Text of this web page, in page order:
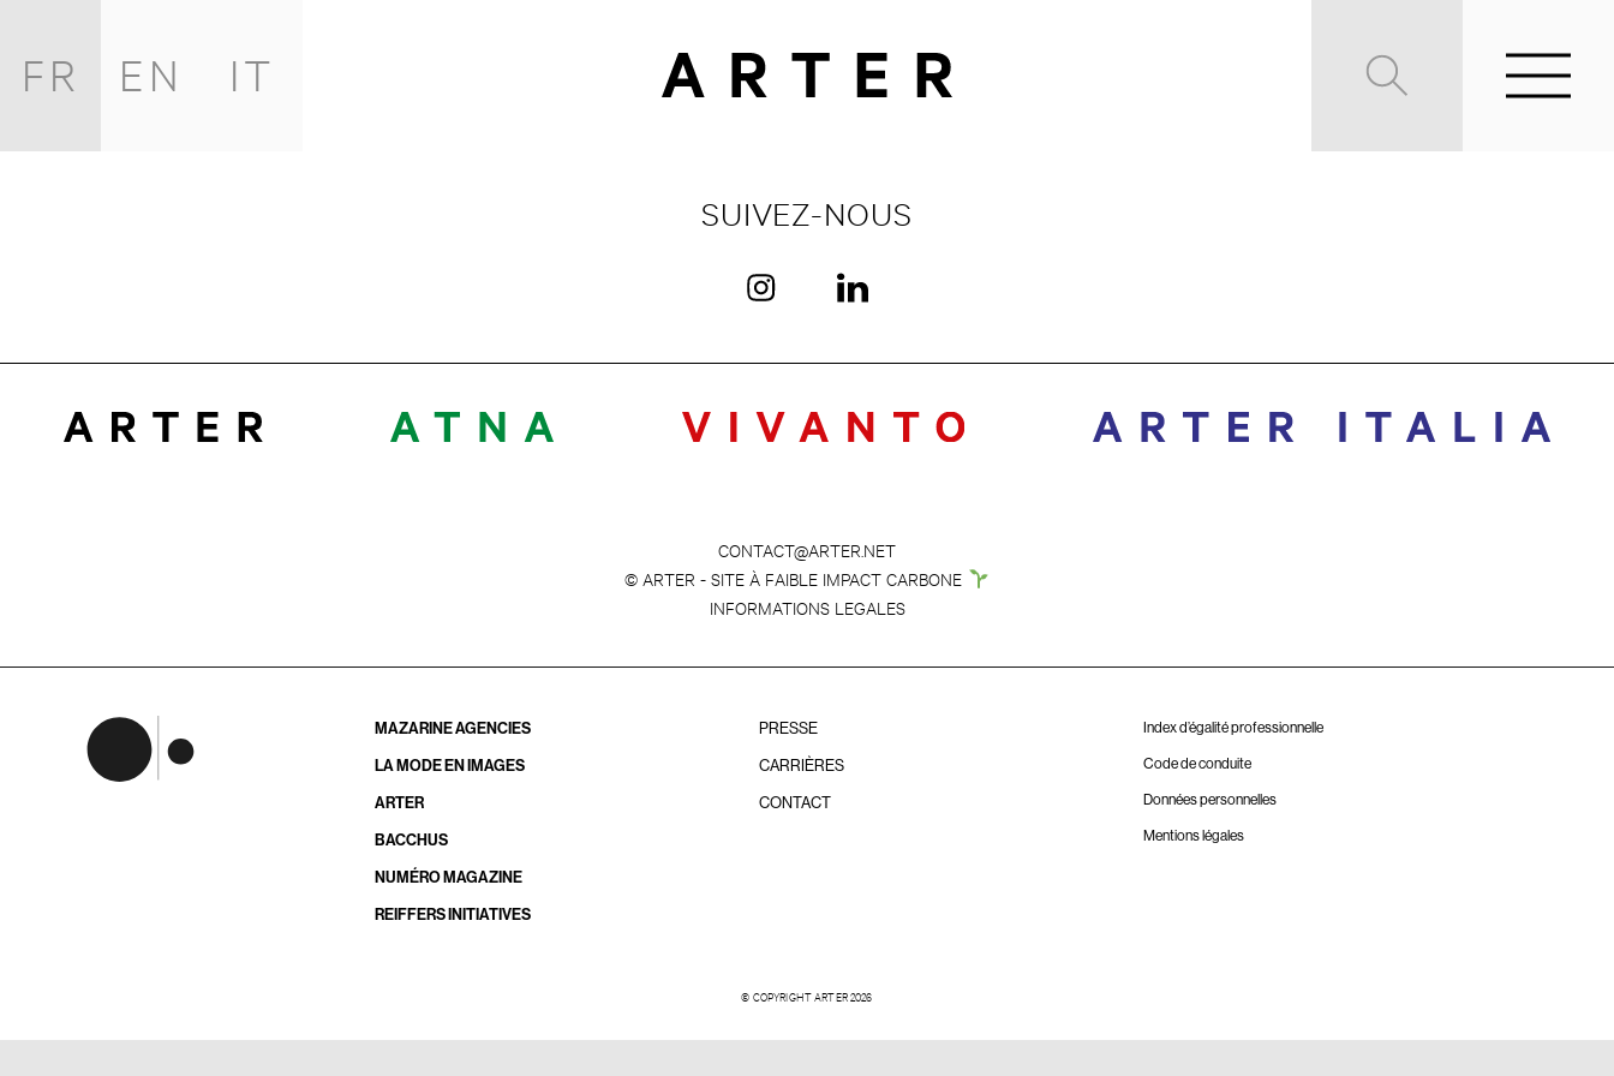
FR EN IT
SUIVEZ-NOUS
CONTACT@ARTER.NET
© ARTER - SITE À FAIBLE IMPACT CARBONE
INFORMATIONS LEGALES
MAZARINE AGENCIES
LA MODE EN IMAGES
ARTER
BACCHUS
NUMÉRO MAGAZINE
REIFFERS INITIATIVES
PRESSE
CARRIÈRES
CONTACT
Index d’égalité professionnelle
Code de conduite
Données personnelles
Mentions légales
© COPYRIGHT ARTER 2026